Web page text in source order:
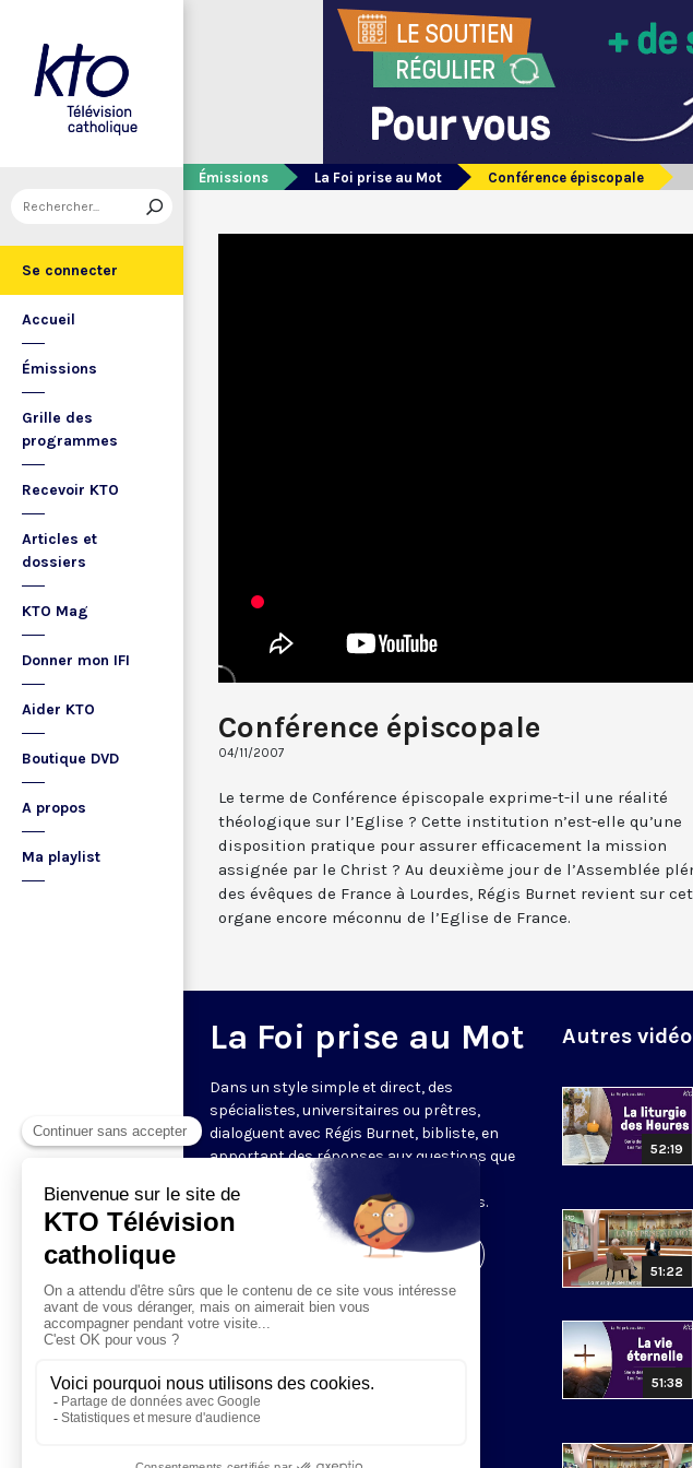
Se connecter
Accueil
Émissions
Grille des
programmes
Recevoir KTO
Articles et
dossiers
KTO Mag
Donner mon IFI
Aider KTO
Boutique DVD
A propos
Ma playlist
Émissions La Foi prise au Mot Conférence épiscopale
Conférence épiscopale
04/11/2007
Le terme de Conférence épiscopale exprime-t-il une réalité
théologique sur l’Eglise ? Cette institution n’est-elle qu’une
disposition pratique pour assurer efficacement la mission
assignée par le Christ ? Au deuxième jour de l’Assemblée
des évêques de France à Lourdes, Régis Burnet revient sur
organe encore méconnu de l’Eglise de France.
La Foi prise au Mot
Dans un style simple et direct, des
spécialistes, universitaires ou prêtres,
dialoguent avec Régis Burnet, bibliste, en
apportant des réponses aux questions que
nous pouvons nous poser sur la foi, la
liturgie, de grandes figures chrétiennes.
Visiter la page de l'émission
Autres
52:19
51:22
51:38